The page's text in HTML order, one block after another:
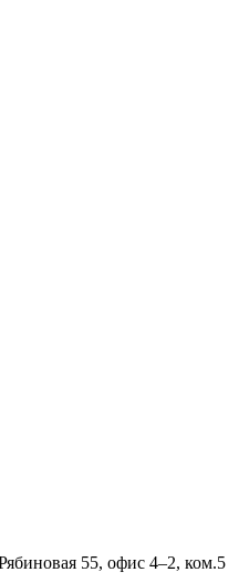
55, офис 4–2, ком.5